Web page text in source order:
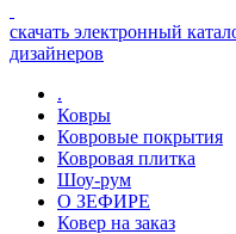
скачать электронный
дизайнеров
.
Ковры
Ковровые покрытия
Ковровая плитка
Шоу-рум
О ЗЕФИРЕ
Ковер на заказ